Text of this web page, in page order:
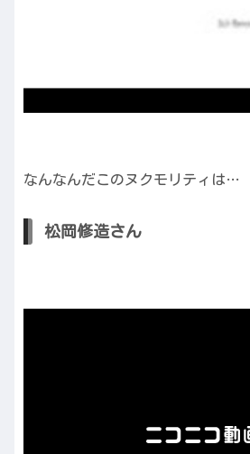
なんなんだこのヌクモリティは…
松岡修造さん